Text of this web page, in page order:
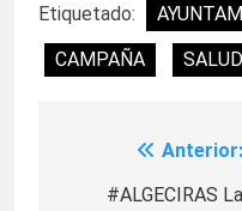
Etiquetado:
CAMPAÑA
SALUD
Navegación
Anterior:
#ALGECIRAS La